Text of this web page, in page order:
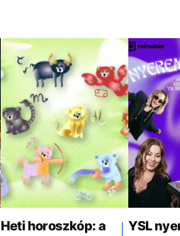
Heti horoszkóp: a
YSL